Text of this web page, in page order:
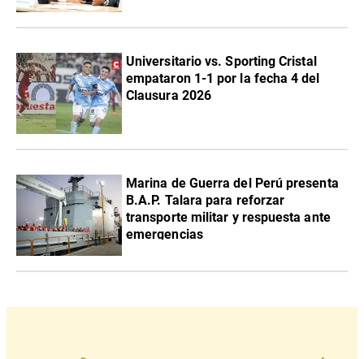
Universitario vs. Sporting Cristal
empataron 1-1 por la fecha 4 del
Clausura 2026
Marina de Guerra del Perú presenta
B.A.P. Talara para reforzar
transporte militar y respuesta ante
emergencias